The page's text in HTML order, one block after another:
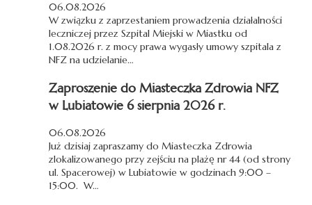
06.08.2026
W związku z zaprzestaniem prowadzenia działalności
leczniczej przez Szpital Miejski w Miastku od
1.08.2026 r. z mocy prawa wygasły umowy szpitala z
NFZ na udzielanie…
Zaproszenie do Miasteczka Zdrowia NFZ
w Lubiatowie 6 sierpnia 2026 r.
06.08.2026
Już dzisiaj zapraszamy do Miasteczka Zdrowia
zlokalizowanego przy zejściu na plażę nr 44 (od strony
ul. Spacerowej) w Lubiatowie w godzinach 9:00 –
15:00. W…